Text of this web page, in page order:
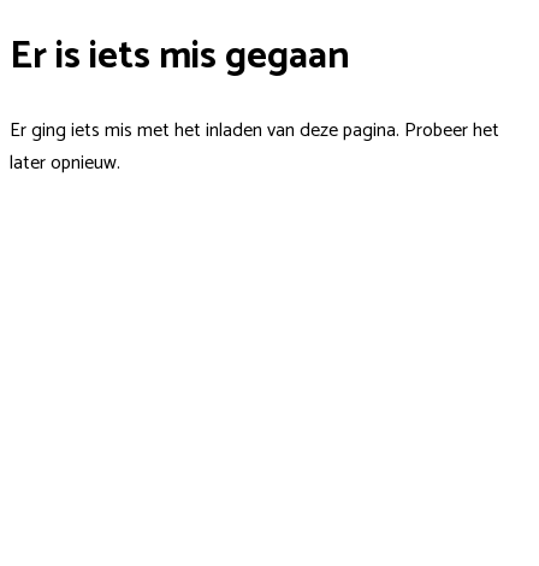
Er is iets mis gegaan
Er ging iets mis met het inladen van deze pagina. Probeer het
later opnieuw.